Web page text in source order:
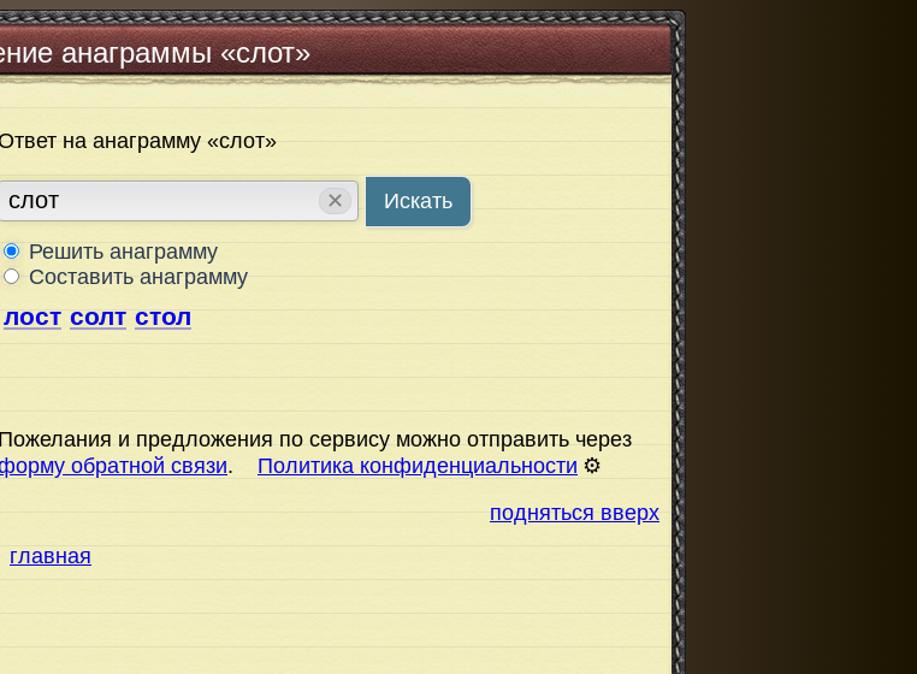
анаграммы «слот»
на анаграмму «слот»
✕ Искать
Решить анаграмму
Составить анаграмму
лост солт стол
Пожелания и предложения по сервису можно отправить через
обратной связи. Политика конфиденциальности ⚙️
подняться вверх
главная